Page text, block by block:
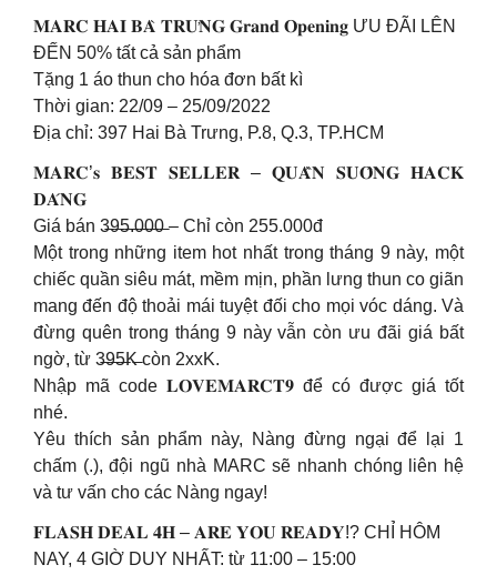
𝐌𝐀𝐑𝐂 𝐇𝐀𝐈 𝐁𝐀̀ 𝐓𝐑𝐔̛𝐍𝐆 𝐆𝐫𝐚𝐧𝐝 𝐎𝐩𝐞𝐧𝐢𝐧𝐠 ƯU ĐÃI LÊN
ĐẾN 50% tất cả sản phẩm
Tặng 1 áo thun cho hóa đơn bất kì
Thời gian: 22/09 – 25/09/2022
Địa chỉ: 397 Hai Bà Trưng, P.8, Q.3, TP.HCM
𝐌𝐀𝐑𝐂’𝐬 𝐁𝐄𝐒𝐓 𝐒𝐄𝐋𝐋𝐄𝐑 – 𝐐𝐔𝐀̂̀𝐍 𝐒𝐔𝐎̂𝐍𝐆 𝐇𝐀𝐂𝐊
𝐃𝐀́𝐍𝐆
Giá bán 3̶9̶5̶.̶0̶0̶0̶ – Chỉ còn 255.000đ
Một trong những item hot nhất trong tháng 9 này, một
chiếc quần siêu mát, mềm mịn, phần lưng thun co giãn
mang đến độ thoải mái tuyệt đối cho mọi vóc dáng. Và
đừng quên trong tháng 9 này vẫn còn ưu đãi giá bất
ngờ, từ 3̶9̶5̶K̶ còn 2xxK.
Nhập mã code 𝐋𝐎𝐕𝐄𝐌𝐀𝐑𝐂𝐓𝟗 để có được giá tốt
nhé.
Yêu thích sản phẩm này, Nàng đừng ngại để lại 1
chấm (.), đội ngũ nhà MARC sẽ nhanh chóng liên hệ
và tư vấn cho các Nàng ngay!
𝐅𝐋𝐀𝐒𝐇 𝐃𝐄𝐀𝐋 𝟒𝐇 – 𝐀𝐑𝐄 𝐘𝐎𝐔 𝐑𝐄𝐀𝐃𝐘!? CHỈ HÔM
NAY, 4 GIỜ DUY NHẤT: từ 11:00 – 15:00